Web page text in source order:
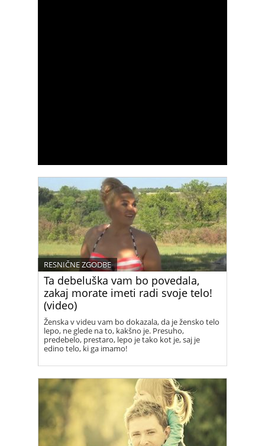
Ta debeluška vam bo povedala,
zakaj morate imeti radi svoje telo!
(video)
RESNIČNE ZGODBE
Ženska v videu vam bo dokazala, da je žensko telo
lepo, ne glede na to, kakšno je. Presuho,
predebelo, prestaro, lepo je tako kot je, saj je
edino telo, ki ga imamo!